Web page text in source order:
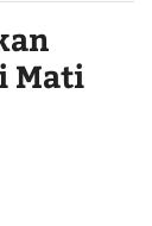
Mati